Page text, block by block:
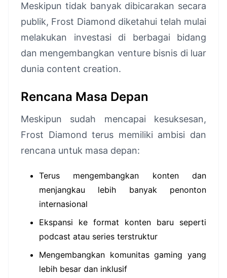
Meskipun tidak banyak dibicarakan secara
publik, Frost Diamond diketahui telah mulai
melakukan investasi di berbagai bidang
dan mengembangkan venture bisnis di luar
dunia content creation.
Rencana Masa Depan
Meskipun sudah mencapai kesuksesan,
Frost Diamond terus memiliki ambisi dan
rencana untuk masa depan:
Terus mengembangkan konten dan
menjangkau lebih banyak penonton
internasional
Ekspansi ke format konten baru seperti
podcast atau series terstruktur
Mengembangkan komunitas gaming yang
lebih besar dan inklusif